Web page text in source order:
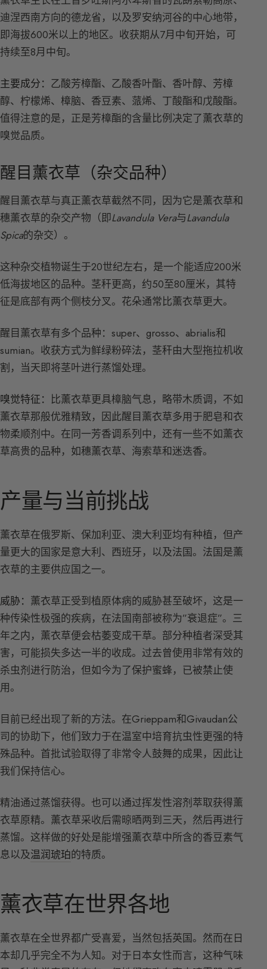
迪涅西南方向的德龙省，以及罗安纳河谷的中心地带，
即海拔600米以上的地区。收获期从7月中旬开始，可
持续至8月中旬。
主要成分： 乙酸芳樟酯、乙酸香叶酯、香叶醇、芳樟
醇、柠檬烯、樟脑、香豆素、蒎烯、丁酸酯和戊酸酯。
值得注意的是，正是芳樟酯的含量比例决定了薰衣草的
嗅觉品质。
醒目薰衣草（杂交品种）
醒目薰衣草与真正薰衣草截然不同，因为它是薰衣草和
穗薰衣草的杂交产物（即Lavandula Vera与Lavandula
Spica的杂交）。
这种杂交植物诞生于20世纪左右，是一个能适应200米
低海拔地区的品种。茎秆更高，约50至80厘米，其特
征是底部有两个侧枝分叉。花朵通常比薰衣草更大。
醒目薰衣草有多个品种：super、grosso、abrialis和
sumian。收获方式为鲜绿粉碎法，茎秆由大型拖拉机收
割，当天即将茎叶进行蒸馏处理。
嗅觉特征： 比薰衣草更具樟脑气息，略带木质调，不如
薰衣草那般优雅精致，因此醒目薰衣草多用于肥皂和衣
物柔顺剂中。在同一芳香调系列中，还有一些不如薰衣
草高贵的品种，如穗薰衣草、海索草和迷迭香。
产量与当前挑战
薰衣草在俄罗斯、保加利亚、澳大利亚均有种植，但产
量更大的国家是意大利、西班牙，以及法国。法国是薰
衣草的主要供应国之一。
威胁： 薰衣草正受到植原体病的威胁甚至破坏，这是一
种传染性极强的疾病，在法国南部被称为”衰退症”。三
年之内，薰衣草便会枯萎变成干草。部分种植者深受其
害，可能损失多达一半的收成。过去曾使用非常有效的
杀虫剂进行防治，但如今为了保护蜜蜂，已被禁止使
用。
目前已经出现了新的方法。在Grieppam和Givaudan公
司的协助下，他们致力于在温室中培育抗虫性更强的特
殊品种。首批试验取得了非常令人鼓舞的成果，因此让
我们保持信心。
精油通过蒸馏获得。也可以通过挥发性溶剂萃取获得薰
衣草原精。薰衣草采收后需晾晒两到三天，然后再进行
蒸馏。这样做的好处是能增强薰衣草中所含的香豆素气
息以及温润琥珀的特质。
薰衣草在世界各地
薰衣草在全世界都广受喜爱，当然包括英国。然而在日
本却几乎完全不为人知。对于日本女性而言，这种气味